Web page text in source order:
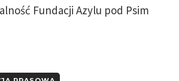
Fundacji Azylu pod Psim